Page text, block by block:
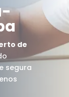
de
segura